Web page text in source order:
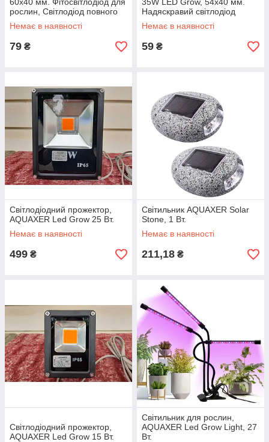
рослин, Світлодіод повного
спектра
Немає в наявності
79 ₴
Надяскравий світлодіод
повного спектра з драйвером
Немає в наявності
59 ₴
Світлодіодний прожектор,
AQUAXER Led Grow 25 Вт.
Немає в наявності
499 ₴
Світильник AQUAXER Solar
Stone, 1 Вт.
Немає в наявності
211,18 ₴
Світлодіодний прожектор,
AQUAXER Led Grow 15 Вт.
Світильник для рослин,
AQUAXER Led Grow Light, 27
Вт.